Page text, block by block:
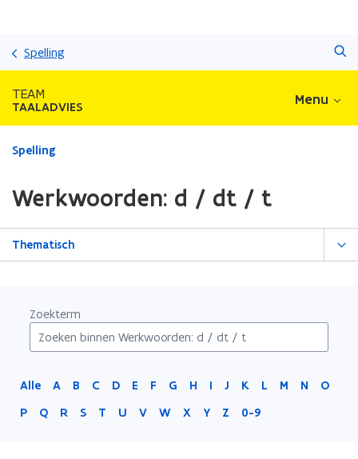
Spelling
TEAM
TAALADVIES Menu
Gedaan
zich
op:
Werkwoorden:
Spelling
Werkwoorden: d / dt / t
Thematisch
Zoekterm
Alle A B C D E F G H I J K L M N
O
P
Q R S T U V W X Y Z 0-9